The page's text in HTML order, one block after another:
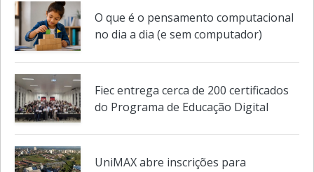
muita inspiração e acolhimento
no dia a dia (e sem computador)
do Programa de Educação Digital